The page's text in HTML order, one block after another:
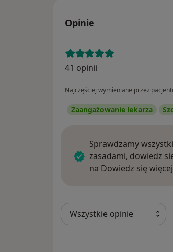
Opinie
41 opinii
Najczęściej wymieniane przez
Zaangażowanie lekarza
Sprawdzamy
zasadami, dowiedz
na Dowiedz się więcej